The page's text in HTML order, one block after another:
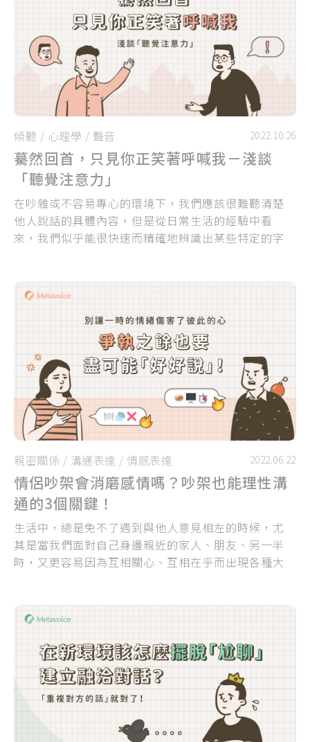
傾聽 / 心理學 / 聲音 2022.10.26
驀然回首，只見你正笑著呼喊我－淺談
「聽覺注意力」
在吵雜或不容易專心的環境下，我們應該很難聽清楚
他人說話的具體內容，但是從日常生活的經驗中看
來，我們似乎能很快速而精確地辨識出某些特定的字
親密關係 / 溝通表達 / 情感表達 2022.06.22
情侶吵架會消磨感情嗎？吵架也能理性溝
通的3個關鍵！
生活中，總是免不了遇到與他人意見相左的時候，尤
其是當我們面對自己身邊親近的家人、朋友、另一半
時，又更容易因為互相關心、互相在乎而出現各種大